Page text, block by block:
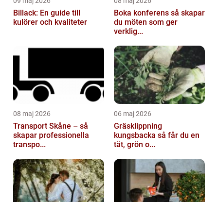
Billack: En guide till
kulörer och kvaliteter
Boka konferens så skapar
du möten som ger
verklig...
08 maj 2026
Transport Skåne – så
skapar professionella
transpo...
06 maj 2026
Gräsklippning
kungsbacka så får du en
tät, grön o...